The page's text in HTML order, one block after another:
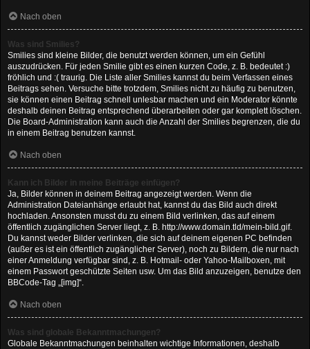
Nach oben
Was sind Smilies?
Smilies sind kleine Bilder, die benutzt werden können, um ein Gefühl
auszudrücken. Für jeden Smilie gibt es einen kurzen Code, z. B. bedeutet :)
fröhlich und :( traurig. Die Liste aller Smilies kannst du beim Verfassen eines
Beitrags sehen. Versuche bitte trotzdem, Smilies nicht zu häufig zu benutzen,
sie können einen Beitrag schnell unlesbar machen und ein Moderator könnte
deshalb deinen Beitrag entsprechend überarbeiten oder gar komplett löschen.
Die Board-Administration kann auch die Anzahl der Smilies begrenzen, die du
in einem Beitrag benutzen kannst.
Nach oben
Kann ich Bilder in meine Beiträge einfügen?
Ja, Bilder können in deinem Beitrag angezeigt werden. Wenn die
Administration Dateianhänge erlaubt hat, kannst du das Bild auch direkt
hochladen. Ansonsten musst du zu einem Bild verlinken, das auf einem
öffentlich zugänglichen Server liegt, z. B. http://www.domain.tld/mein-bild.gif.
Du kannst weder Bilder verlinken, die sich auf deinem eigenen PC befinden
(außer es ist ein öffentlich zugänglicher Server), noch zu Bildern, die nur nach
einer Anmeldung verfügbar sind, z. B. Hotmail- oder Yahoo-Mailboxen, mit
einem Passwort geschützte Seiten usw. Um das Bild anzuzeigen, benutze den
BBCode-Tag „[img]“.
Nach oben
Was sind globale Bekanntmachungen?
Globale Bekanntmachungen beinhalten wichtige Informationen, deshalb